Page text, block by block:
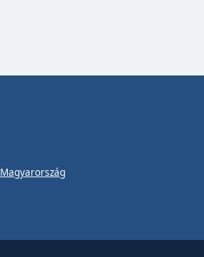
Magyarország